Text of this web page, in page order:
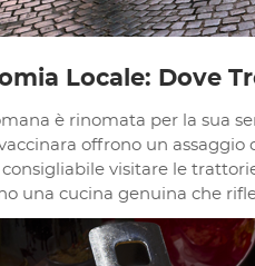
Locale: Dove
è rinomata per la sua
vaccinara offrono un
visitare le
una cucina genuina che